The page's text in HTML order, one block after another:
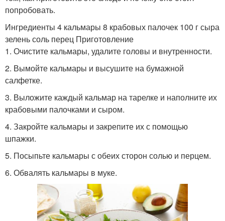
попробовать.
Ингредиенты 4 кальмары 8 крабовых палочек 100 г сыра
зелень соль перец Приготовление
1. Очистите кальмары, удалите головы и внутренности.
2. Вымойте кальмары и высушите на бумажной
салфетке.
3. Выложите каждый кальмар на тарелке и наполните их
крабовыми палочками и сыром.
4. Закройте кальмары и закрепите их с помощью
шпажки.
5. Посыпьте кальмары с обеих сторон солью и перцем.
6. Обвалять кальмары в муке.